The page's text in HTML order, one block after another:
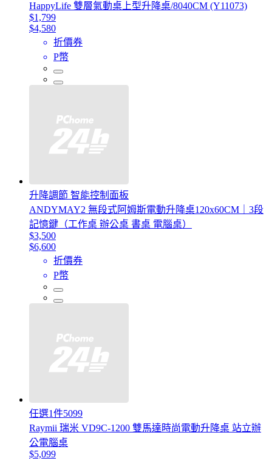
HappyLife 雙層氣動桌上型升降桌/8040CM (Y11073)
$1,799
$4,580
折價券
P幣
升降調節 智能控制面板
ANDYMAY2 無段式阿姆斯電動升降桌120x60CM｜3段
記憶鍵（工作桌 辦公桌 書桌 電腦桌）
$3,500
$6,600
折價券
P幣
任選1件5099
Raymii 瑞米 VD9C-1200 雙馬達時尚電動升降桌 站立辦
公電腦桌
$5,099